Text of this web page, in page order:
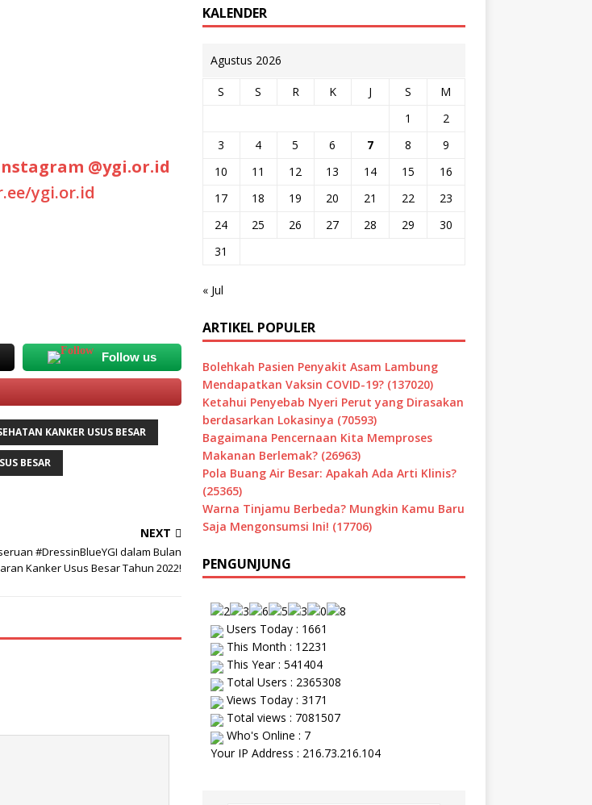
@ygi.or.id
ygi.or.id
Follow us
KANKER USUS BESAR
BESAR
NEXT
#DressinBlueYGI dalam Bulan
Kanker Usus Besar Tahun 2022!
KALENDER
Agustus 2026
S S R K J S
M
1
2
3
4 5 6 7 8
9
10
11 12 13 14 15
16
17
18 19 20 21 22
23
24
25 26 27 28 29
30
31
« Jul
ARTIKEL POPULER
Bolehkah Pasien Penyakit Asam Lambung
Mendapatkan Vaksin COVID-19? (137020)
Ketahui Penyebab Nyeri Perut yang Dirasakan
berdasarkan Lokasinya (70593)
Bagaimana Pencernaan Kita Memproses
Makanan Berlemak? (26963)
Pola Buang Air Besar: Apakah Ada Arti Klinis?
(25365)
Warna Tinjamu Berbeda? Mungkin Kamu Baru
Saja Mengonsumsi Ini! (17706)
PENGUNJUNG
Users Today : 1661
This Month : 12231
This Year : 541404
Total Users : 2365308
Views Today : 3171
Total views : 7081507
Who's Online : 7
Your IP Address : 216.73.216.104